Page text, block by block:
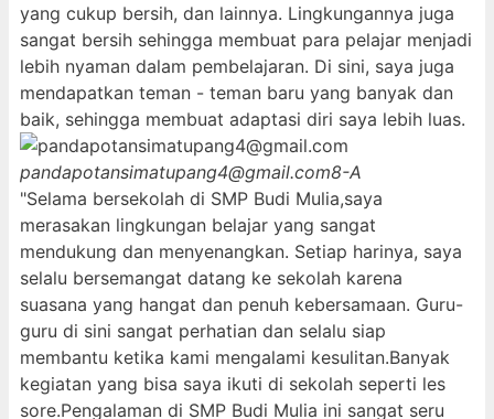
yang cukup bersih, dan lainnya. Lingkungannya juga
sangat bersih sehingga membuat para pelajar menjadi
lebih nyaman dalam pembelajaran. Di sini, saya juga
mendapatkan teman - teman baru yang banyak dan
baik, sehingga membuat adaptasi diri saya lebih luas.
pandapotansimatupang4@gmail.com8-A
"Selama bersekolah di SMP Budi Mulia,saya
merasakan lingkungan belajar yang sangat
mendukung dan menyenangkan. Setiap harinya, saya
selalu bersemangat datang ke sekolah karena
suasana yang hangat dan penuh kebersamaan. Guru-
guru di sini sangat perhatian dan selalu siap
membantu ketika kami mengalami kesulitan.Banyak
kegiatan yang bisa saya ikuti di sekolah seperti les
sore.Pengalaman di SMP Budi Mulia ini sangat seru